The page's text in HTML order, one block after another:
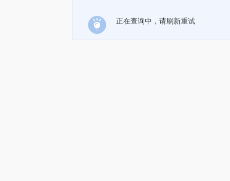
正在查询中，请刷新重试